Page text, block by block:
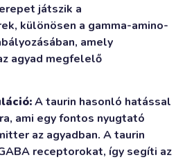
játszik a
különösen a gamma-amino-
amely
agyad megfelelő
A taurin hasonló hatással
ami egy fontos nyugtató
az agyadban. A taurin
receptorokat, így segíti az